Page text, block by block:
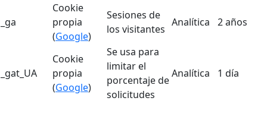
_ga
Cookie
propia
(Google)
Sesiones de
los visitantes
Analítica 2 años
_gat_UA
Cookie
propia
(Google)
Se usa para
limitar el
porcentaje de
solicitudes
Analítica 1 día